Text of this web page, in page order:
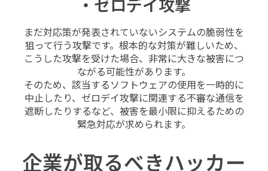
・ゼロデイ攻撃
まだ対応策が発表されていないシステムの脆弱性を
狙って行う攻撃です。根本的な対策が難しいため、
こうした攻撃を受けた場合、非常に大きな被害につ
ながる可能性があります。
そのため、該当するソフトウェアの使用を一時的に
中止したり、ゼロデイ攻撃に関連する不審な通信を
遮断したりするなど、被害を最小限に抑えるための
緊急対応が求められます。
企業が取るべきハッカー